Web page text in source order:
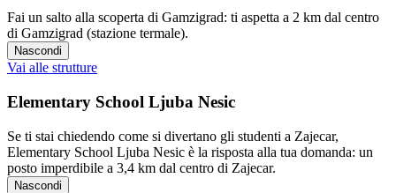
Fai un salto alla scoperta di Gamzigrad: ti aspetta a 2 km dal centro
di Gamzigrad (stazione termale).
Nascondi
Vai alle strutture
Elementary School Ljuba Nesic
Se ti stai chiedendo come si divertano gli studenti a Zajecar,
Elementary School Ljuba Nesic è la risposta alla tua domanda: un
posto imperdibile a 3,4 km dal centro di Zajecar.
Nascondi